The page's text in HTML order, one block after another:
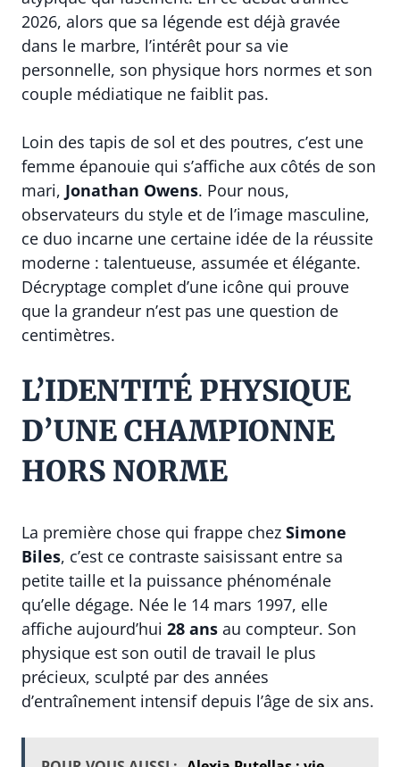
2026, alors que sa légende est déjà gravée
dans le marbre, l’intérêt pour sa vie
personnelle, son physique hors normes et son
couple médiatique ne faiblit pas.
Loin des tapis de sol et des poutres, c’est une
femme épanouie qui s’affiche aux côtés de son
mari, Jonathan Owens. Pour nous,
observateurs du style et de l’image masculine,
ce duo incarne une certaine idée de la réussite
moderne : talentueuse, assumée et élégante.
Décryptage complet d’une icône qui prouve
que la grandeur n’est pas une question de
centimètres.
L’IDENTITÉ PHYSIQUE
D’UNE CHAMPIONNE
HORS NORME
La première chose qui frappe chez Simone
Biles, c’est ce contraste saisissant entre sa
petite taille et la puissance phénoménale
qu’elle dégage. Née le 14 mars 1997, elle
affiche aujourd’hui 28 ans au compteur. Son
physique est son outil de travail le plus
précieux, sculpté par des années
d’entraînement intensif depuis l’âge de six ans.